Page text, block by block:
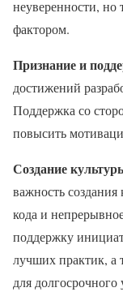
неуверенности,
фактором.
Признание и
достижений
Поддержка со
повысить
Создание
важность
кода и
поддержку
лучших практик, а
для долгосрочного